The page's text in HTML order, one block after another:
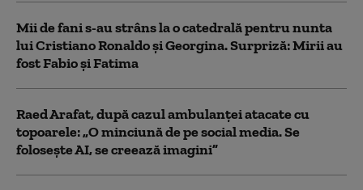
Mii de fani s-au strâns la o catedrală pentru nunta
lui Cristiano Ronaldo şi Georgina. Surpriză: Mirii au
fost Fabio şi Fatima
Raed Arafat, după cazul ambulanței atacate cu
topoarele: „O minciună de pe social media. Se
folosește AI, se creează imagini”